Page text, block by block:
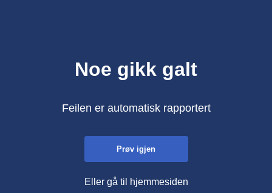
Noe gikk galt
Feilen er automatisk rapportert
Prøv igjen
Eller gå til hjemmesiden